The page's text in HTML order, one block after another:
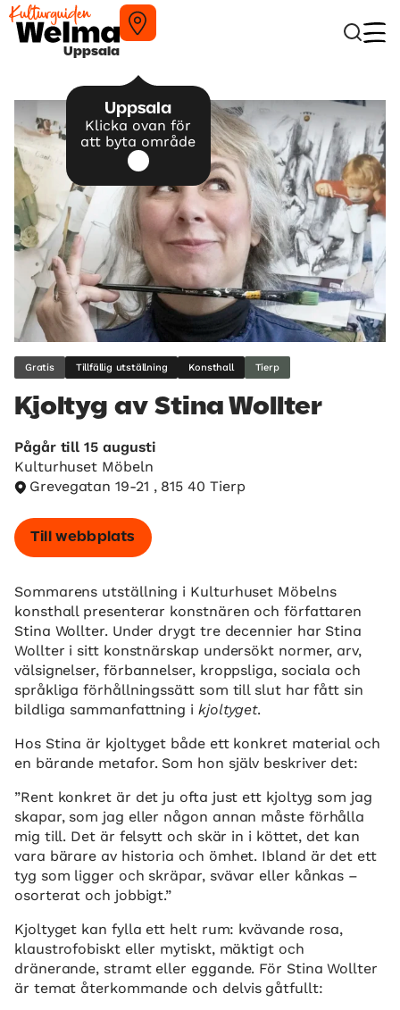
Uppsala
Uppsala
Klicka ovan för
att byta område
Gratis Tillfällig utställning Konsthall Tierp
Kjoltyg av Stina Wollter
Pågår till 15 augusti
Kulturhuset Möbeln
Grevegatan 19-21 , 815 40 Tierp
Till webbplats
Sommarens utställning i Kulturhuset Möbelns
konsthall presenterar konstnären och författaren
Stina Wollter. Under drygt tre decennier har Stina
Wollter i sitt konstnärskap undersökt normer, arv,
välsignelser, förbannelser, kroppsliga, sociala och
språkliga förhållningssätt som till slut har fått sin
bildliga sammanfattning i kjoltyget.
Hos Stina är kjoltyget både ett konkret material och
en bärande metafor. Som hon själv beskriver det:
”Rent konkret är det ju ofta just ett kjoltyg som jag
skapar, som jag eller någon annan måste förhålla
mig till. Det är felsytt och skär in i köttet, det kan
vara bärare av historia och ömhet. Ibland är det ett
tyg som ligger och skräpar, svävar eller kånkas –
osorterat och jobbigt.”
Kjoltyget kan fylla ett helt rum: kvävande rosa,
klaustrofobiskt eller mytiskt, mäktigt och
dränerande, stramt eller eggande. För Stina Wollter
är temat återkommande och delvis gåtfullt: